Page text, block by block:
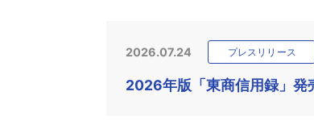
2026.07.24 プレスリリース
2026年版「東商信用録」発